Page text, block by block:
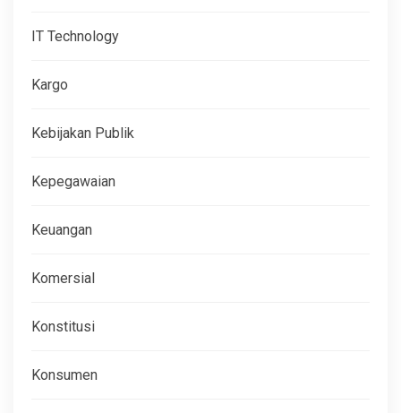
IT Technology
Kargo
Kebijakan Publik
Kepegawaian
Keuangan
Komersial
Konstitusi
Konsumen